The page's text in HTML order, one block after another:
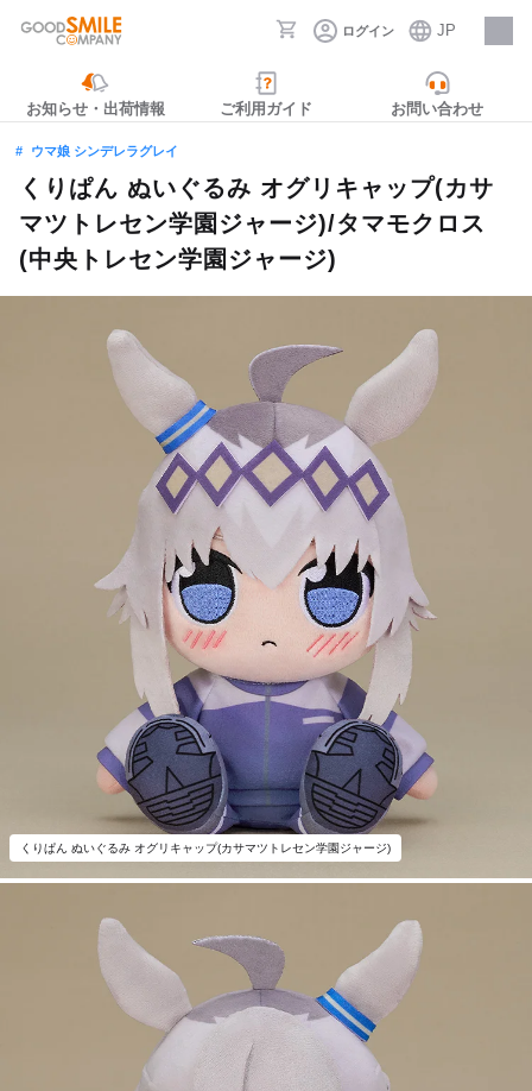
ログイン JP
採用情報
お知らせ・出荷情報 ご利用ガイド お問い合わせ
ウマ娘 シンデレラグレイ
くりぱん ぬいぐるみ オグリキャップ(カサ
マツトレセン学園ジャージ)/タマモクロス
(中央トレセン学園ジャージ)
くりぱん ぬいぐるみ オグリキャップ(カサマツトレセン学園ジャージ)